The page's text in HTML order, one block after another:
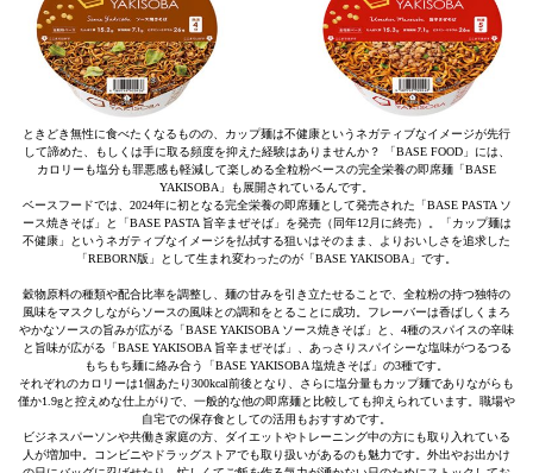
ときどき無性に食べたくなるものの、カップ麺は不健康というネガティブなイメージが先行
して諦めた、もしくは手に取る頻度を抑えた経験はありませんか？ 「BASE FOOD」には、
カロリーも塩分も罪悪感も軽減して楽しめる全粒粉ベースの完全栄養の即席麺「BASE
YAKISOBA」も展開されているんです。
ベースフードでは、2024年に初となる完全栄養の即席麺として発売された「BASE PASTA ソ
ース焼きそば」と「BASE PASTA 旨辛まぜそば」を発売（同年12月に終売）。「カップ麺は
不健康」というネガティブなイメージを払拭する狙いはそのまま、よりおいしさを追求した
「REBORN版」として生まれ変わったのが「BASE YAKISOBA」です。
穀物原料の種類や配合比率を調整し、麺の甘みを引き立たせることで、全粒粉の持つ独特の
風味をマスクしながらソースの風味との調和をとることに成功。フレーバーは香ばしくまろ
やかなソースの旨みが広がる「BASE YAKISOBA ソース焼きそば」と、4種のスパイスの辛味
と旨味が広がる「BASE YAKISOBA 旨辛まぜそば」、あっさりスパイシーな塩味がつるつる
もちもち麺に絡み合う「BASE YAKISOBA 塩焼きそば」の3種です。
それぞれのカロリーは1個あたり300kcal前後となり、さらに塩分量もカップ麺でありながらも
僅か1.9gと控えめな仕上がりで、一般的な他の即席麺と比較しても抑えられています。職場や
自宅での保存食としての活用もおすすめです。
ビジネスパーソンや共働き家庭の方、ダイエットやトレーニング中の方にも取り入れている
人が増加中。コンビニやドラッグストアでも取り扱いがあるのも魅力です。外出やお出かけ